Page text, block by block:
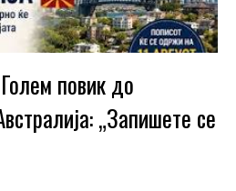
повик до
„Запишете се